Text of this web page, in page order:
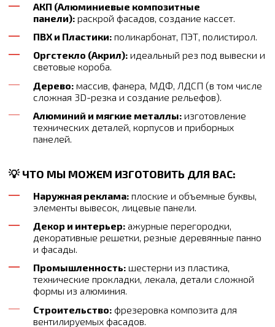
АКП (Алюминиевые композитные
панели): раскрой фасадов, создание кассет.
ПВХ и Пластики: поликарбонат, ПЭТ, полистирол.
Оргстекло (Акрил): идеальный рез под вывески и
световые короба.
Дерево: массив, фанера, МДФ, ЛДСП (в том числе
сложная 3D-резка и создание рельефов).
Алюминий и мягкие металлы: изготовление
технических деталей, корпусов и приборных
панелей.
💡 ЧТО МЫ МОЖЕМ ИЗГОТОВИТЬ ДЛЯ ВАС:
Наружная реклама: плоские и объемные буквы,
элементы вывесок, лицевые панели.
Декор и интерьер: ажурные перегородки,
декоративные решетки, резные деревянные панно
и фасады.
Промышленность: шестерни из пластика,
технические прокладки, лекала, детали сложной
формы из алюминия.
Строительство: фрезеровка композита для
вентилируемых фасадов.